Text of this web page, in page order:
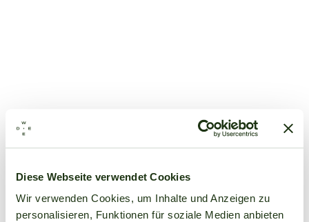
Diese Webseite verwendet Cookies
Wir verwenden Cookies, um Inhalte und Anzeigen zu
personalisieren, Funktionen für soziale Medien anbieten